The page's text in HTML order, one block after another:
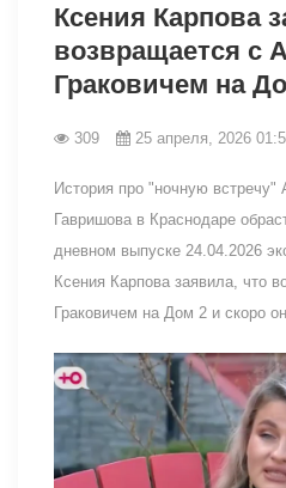
Ксения Карпова
возвращается с
Граковичем на
309 25 апреля, 2026
История про "ночную встречу"
Гавришова в Краснодаре
дневном выпуске 24.04.2026
Ксения Карпова заявила, что
Граковичем на Дом 2 и скоро